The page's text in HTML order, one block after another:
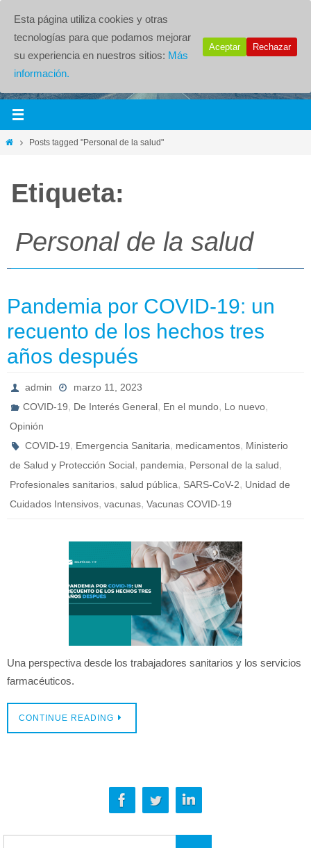
Posts tagged "Personal de la salud"
Etiqueta:
Personal de la salud
Pandemia por COVID-19: un
recuento de los hechos tres
años después
admin
marzo 11, 2023
COVID-19, De Interés General, En el mundo, Lo nuevo,
Opinión
COVID-19, Emergencia Sanitaria, medicamentos, Ministerio
de Salud y Protección Social, pandemia, Personal de la salud,
Profesionales sanitarios, salud pública, SARS-CoV-2, Unidad de
Cuidados Intensivos, vacunas, Vacunas COVID-19
Una perspectiva desde los trabajadores sanitarios y los servicios
farmacéuticos.
CONTINUE READING
Esta página utiliza cookies y otras
tecnologías para que podamos mejorar
su experiencia en nuestros sitios: Más
información.
Aceptar Rechazar